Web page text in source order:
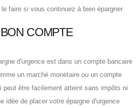
faire si vous continuez à bien épargner.
COMPTE
d'urgence est dans un compte bancaire
un marché monétaire ou un compte
peut être facilement atteint sans impôts ni
idée de placer votre épargne d'urgence